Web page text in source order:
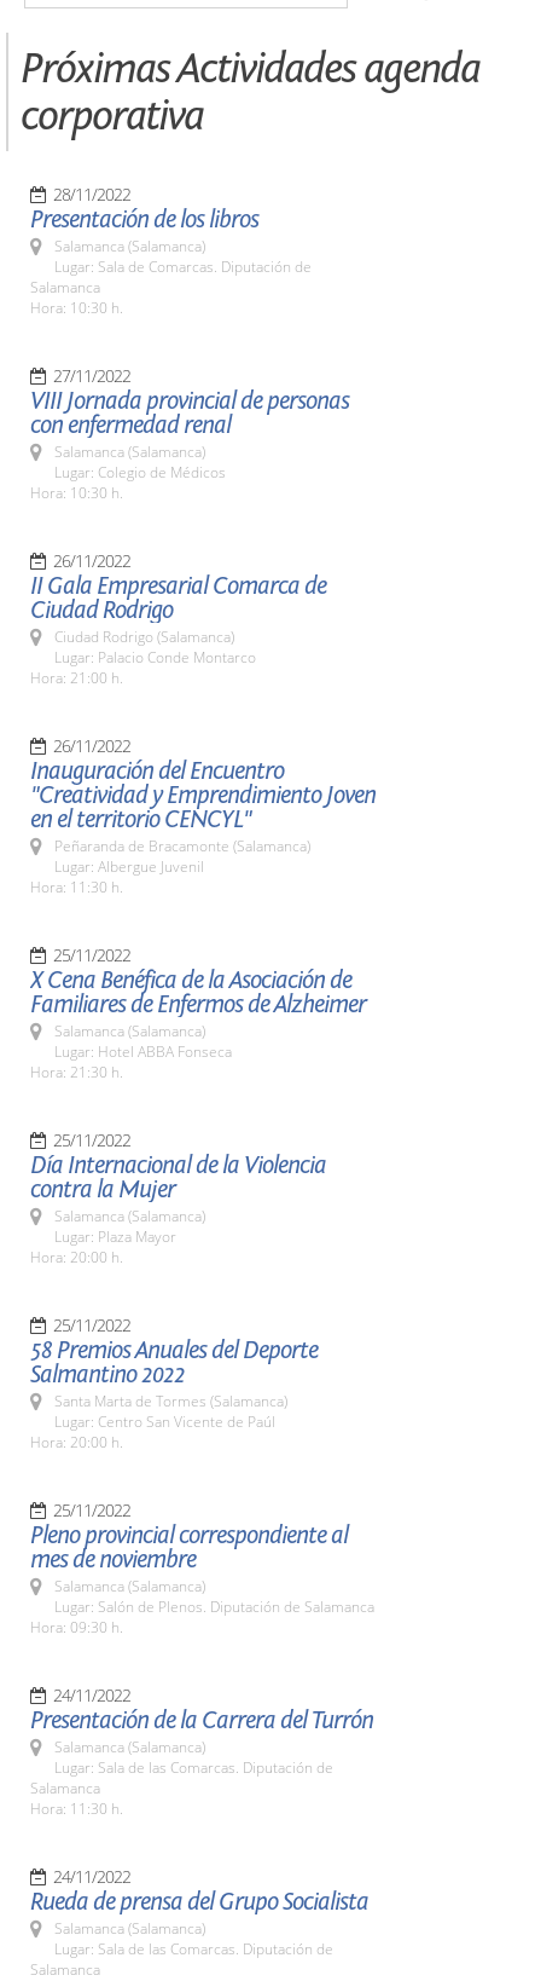
Próximas Actividades agenda
corporativa
28/11/2022
Presentación de los libros
Salamanca (Salamanca)
Lugar: Sala de Comarcas. Diputación de
Salamanca
Hora: 10:30 h.
27/11/2022
VIII Jornada provincial de personas
con enfermedad renal
Salamanca (Salamanca)
Lugar: Colegio de Médicos
Hora: 10:30 h.
26/11/2022
II Gala Empresarial Comarca de
Ciudad Rodrigo
Ciudad Rodrigo (Salamanca)
Lugar: Palacio Conde Montarco
Hora: 21:00 h.
26/11/2022
Inauguración del Encuentro
"Creatividad y Emprendimiento Joven
en el territorio CENCYL"
Peñaranda de Bracamonte (Salamanca)
Lugar: Albergue Juvenil
Hora: 11:30 h.
25/11/2022
X Cena Benéfica de la Asociación de
Familiares de Enfermos de Alzheimer
Salamanca (Salamanca)
Lugar: Hotel ABBA Fonseca
Hora: 21:30 h.
25/11/2022
Día Internacional de la Violencia
contra la Mujer
Salamanca (Salamanca)
Lugar: Plaza Mayor
Hora: 20:00 h.
25/11/2022
58 Premios Anuales del Deporte
Salmantino 2022
Santa Marta de Tormes (Salamanca)
Lugar: Centro San Vicente de Paúl
Hora: 20:00 h.
25/11/2022
Pleno provincial correspondiente al
mes de noviembre
Salamanca (Salamanca)
Lugar: Salón de Plenos. Diputación de Salamanca
Hora: 09:30 h.
24/11/2022
Presentación de la Carrera del Turrón
Salamanca (Salamanca)
Lugar: Sala de las Comarcas. Diputación de
Salamanca
Hora: 11:30 h.
24/11/2022
Rueda de prensa del Grupo Socialista
Salamanca (Salamanca)
Lugar: Sala de las Comarcas. Diputación de
Salamanca